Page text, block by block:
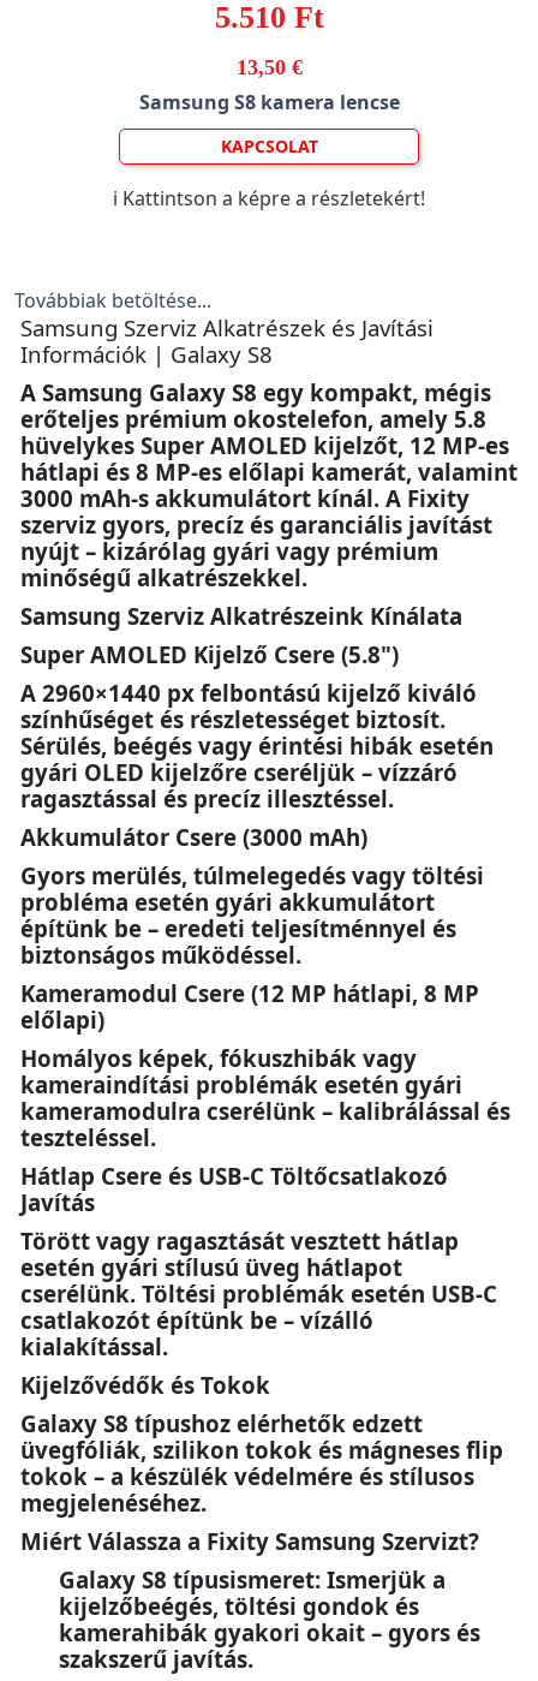
5.510 Ft
13,50 €
Samsung S8 kamera lencse
KAPCSOLAT
ℹ️ Kattintson a képre a részletekért!
Továbbiak betöltése...
Samsung Szerviz Alkatrészek és Javítási
Információk | Galaxy S8
A Samsung Galaxy S8 egy kompakt, mégis
erőteljes prémium okostelefon, amely 5.8
hüvelykes Super AMOLED kijelzőt, 12 MP-es
hátlapi és 8 MP-es előlapi kamerát, valamint
3000 mAh-s akkumulátort kínál. A Fixity
szerviz gyors, precíz és garanciális javítást
nyújt – kizárólag gyári vagy prémium
minőségű alkatrészekkel.
Samsung Szerviz Alkatrészeink Kínálata
Super AMOLED Kijelző Csere (5.8")
A 2960×1440 px felbontású kijelző kiváló
színhűséget és részletességet biztosít.
Sérülés, beégés vagy érintési hibák esetén
gyári OLED kijelzőre cseréljük – vízzáró
ragasztással és precíz illesztéssel.
Akkumulátor Csere (3000 mAh)
Gyors merülés, túlmelegedés vagy töltési
probléma esetén gyári akkumulátort
építünk be – eredeti teljesítménnyel és
biztonságos működéssel.
Kameramodul Csere (12 MP hátlapi, 8 MP
előlapi)
Homályos képek, fókuszhibák vagy
kameraindítási problémák esetén gyári
kameramodulra cserélünk – kalibrálással és
teszteléssel.
Hátlap Csere és USB-C Töltőcsatlakozó
Javítás
Törött vagy ragasztását vesztett hátlap
esetén gyári stílusú üveg hátlapot
cserélünk. Töltési problémák esetén USB-C
csatlakozót építünk be – vízálló
kialakítással.
Kijelzővédők és Tokok
Galaxy S8 típushoz elérhetők edzett
üvegfóliák, szilikon tokok és mágneses flip
tokok – a készülék védelmére és stílusos
megjelenéséhez.
Miért Válassza a Fixity Samsung Szervizt?
Galaxy S8 típusismeret: Ismerjük a
kijelzőbeégés, töltési gondok és
kamerahibák gyakori okait – gyors és
szakszerű javítás.